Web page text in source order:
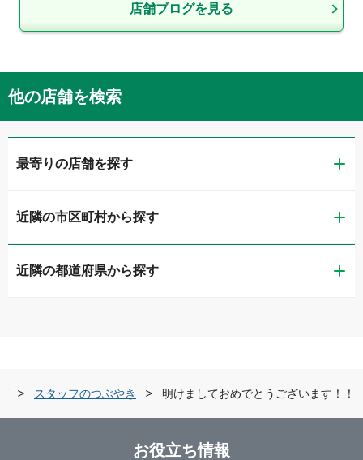
店舗ブログを見る
他の店舗を検索
最寄りの店舗を探す
ガリバー富山店
ガリバー車検 富山店
ガリバー富山掛尾店
LIBERALA リベラーラ富山
近隣の市区町村から探す
富山市
近隣の都道府県から探す
スタッフのつぶやき 明けましておめでとうございます！！
お役立ち情報